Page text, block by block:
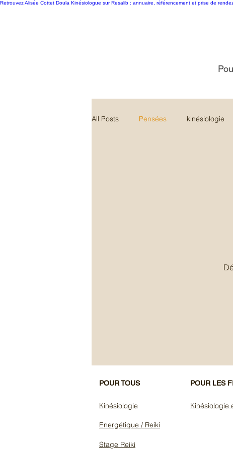
Retrouvez Alisée Cottet Doula Kinésiologue sur Resalib : annuaire, référencement et prise de
All Posts Pensées kinésiologie
POUR TOUS
Kinésiologie
Energétique / Reiki
POUR LES
Kinésiologie
Stage Reiki